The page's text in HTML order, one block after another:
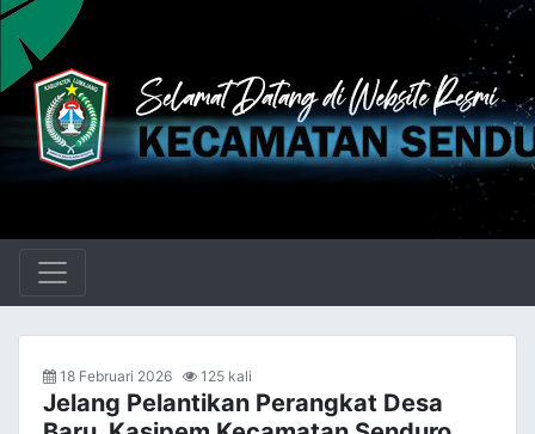
18 Februari 2026 125 kali
Jelang Pelantikan Perangkat Desa